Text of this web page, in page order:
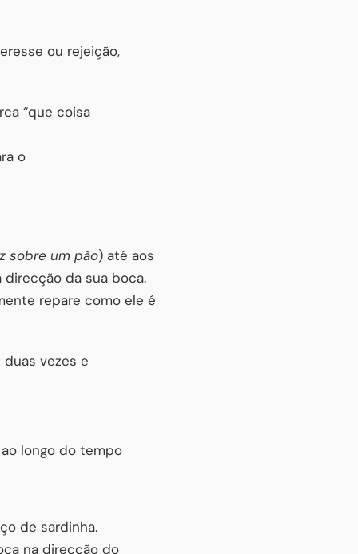
ou rejeição,
“que coisa
o
sobre um pão) até aos
da sua boca.
repare como ele é
vezes e
longo do tempo
de sardinha.
na direcção do